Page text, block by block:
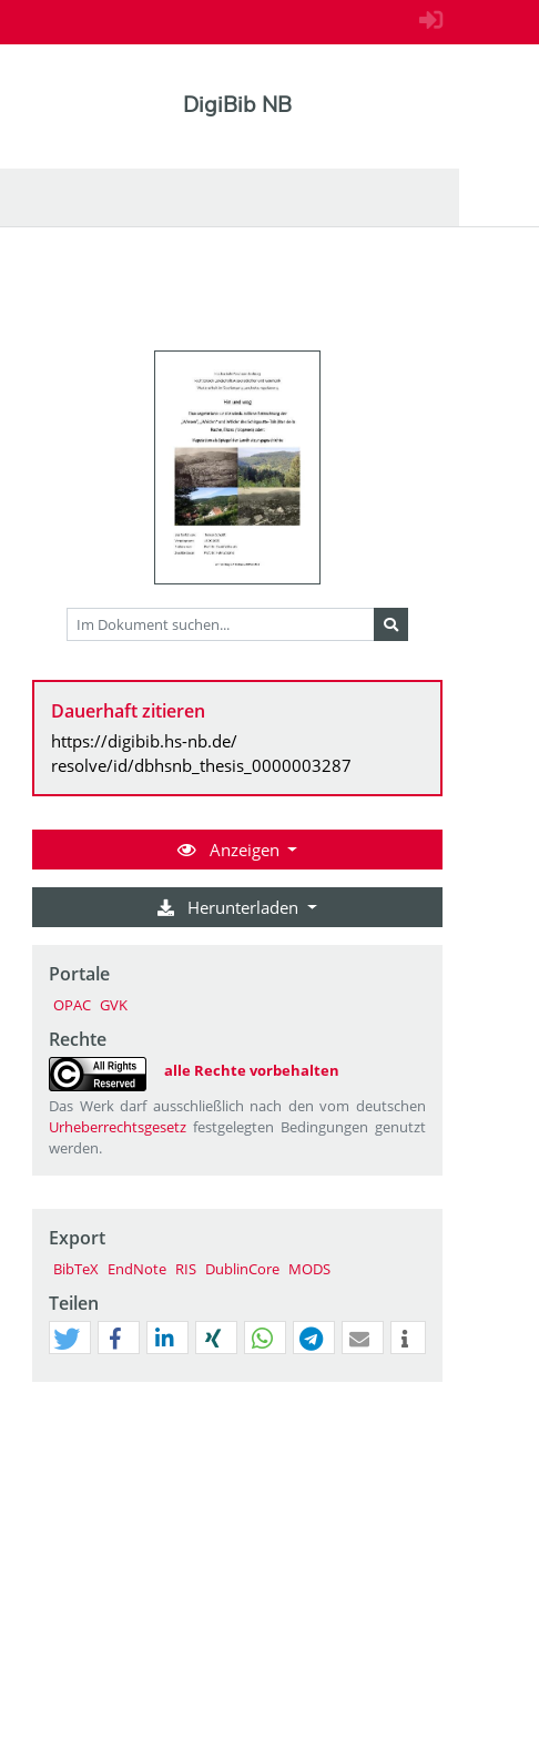
DigiBib NB
Dauerhaft zitieren
https://digibib.hs-nb.de/
resolve/id/dbhsnb_thesis_0000003287
Anzeigen
Herunterladen
Portale
OPAC GVK
Rechte
alle Rechte vorbehalten
Das Werk darf ausschließlich nach den vom deutschen
Urheberrechtsgesetz festgelegten Bedingungen genutzt
werden.
Export
BibTeX EndNote RIS DublinCore MODS
Teilen